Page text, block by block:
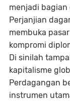
menjadi bagian
Perjanjian
membuka
kompromi
Di sinilah
kapitalisme
Perdagangan
instrumen